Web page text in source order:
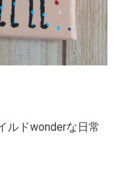
ルドwonderな日常